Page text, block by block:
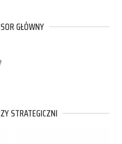
GŁÓWNY
STRATEGICZNI